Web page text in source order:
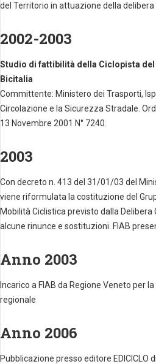
del Territorio in attuazione della delibera
2002-2003
Studio di fattibilità della Ciclopista del
Bicitalia
Committente: Ministero dei Trasporti,
Circolazione e la Sicurezza Stradale.
13 Novembre 2001 N° 7240.
2003
Con decreto n. 413 del 31/01/03 del
viene riformulata la costituzione del
Mobilità Ciclistica previsto dalla Delibera
alcune rinunce e sostituzioni. FIAB
Anno 2003
Incarico a FIAB da Regione Veneto per
regionale
Anno 2006
Pubblicazione presso editore EDICICLO